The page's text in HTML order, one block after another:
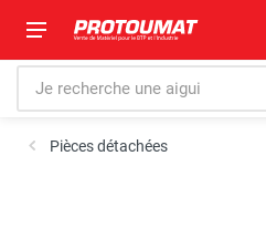
Pièces détachées